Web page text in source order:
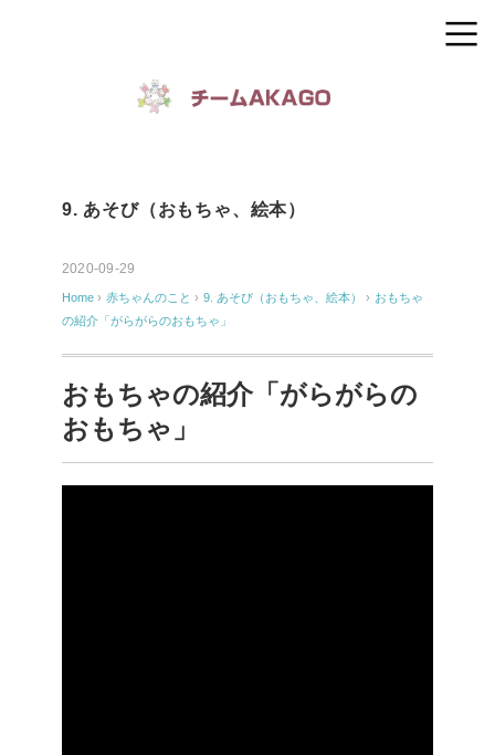
9. あそび（おもちゃ、絵本）
2020-09-29
Home › 赤ちゃんのこと › 9. あそび（おもちゃ、絵本） › おもちゃ
の紹介「がらがらのおもちゃ」
おもちゃの紹介「がらがらの
おもちゃ」